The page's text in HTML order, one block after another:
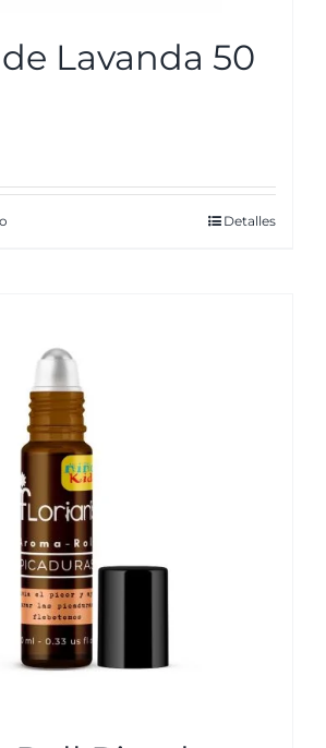
Lavanda 50
Detalles